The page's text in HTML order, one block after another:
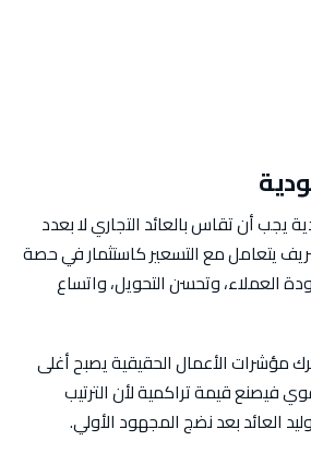
يجب أن تقاس بالعائد التجاري لا بعدد
يتعامل مع التسعير كاستثمار في حصة
العملاء، وتحسن التحويل، واتساع
مؤشرات الأعمال الحقيقية يصبح أغلى
فيصنع قيمة تراكمية لأن الترتيب
العائد بعد نضج المجهود الأولي.